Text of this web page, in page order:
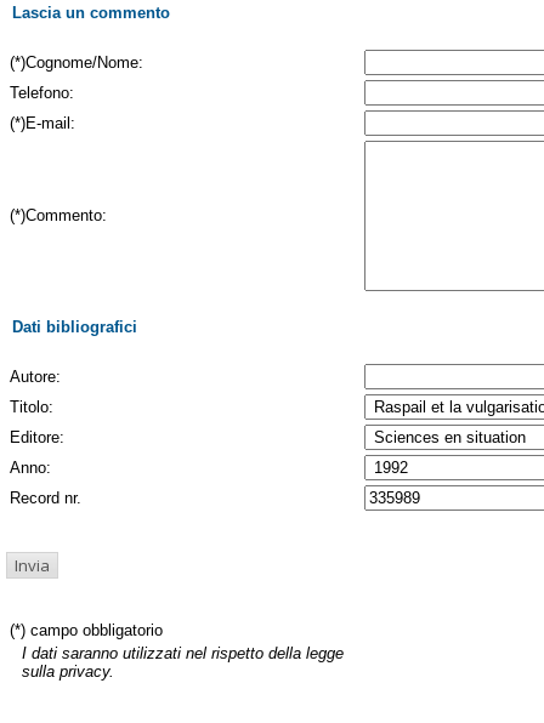
Lascia un commento
(*)Cognome/Nome:
Telefono:
(*)E-mail:
(*)Commento:
Dati bibliografici
Autore:
Titolo:
Editore:
Anno:
Record nr.
(*) campo obbligatorio
I dati saranno utilizzati nel rispetto della legge
sulla privacy.